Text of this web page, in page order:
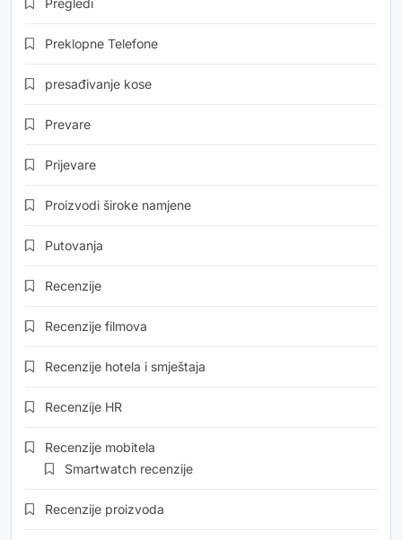
Pregledi
Preklopne Telefone
presađivanje kose
Prevare
Prijevare
Proizvodi široke namjene
Putovanja
Recenzije
Recenzije filmova
Recenzije hotela i smještaja
Recenzije HR
Recenzije mobitela
Smartwatch recenzije
Recenzije proizvoda